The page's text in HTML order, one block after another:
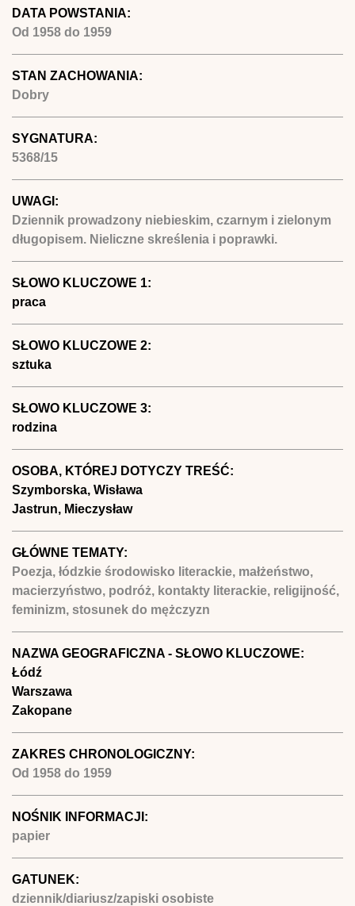
DATA POWSTANIA:
Od 1958 do 1959
STAN ZACHOWANIA:
Dobry
SYGNATURA:
5368/15
UWAGI:
Dziennik prowadzony niebieskim, czarnym i zielonym
długopisem. Nieliczne skreślenia i poprawki.
SŁOWO KLUCZOWE 1:
praca
SŁOWO KLUCZOWE 2:
sztuka
SŁOWO KLUCZOWE 3:
rodzina
OSOBA, KTÓREJ DOTYCZY TREŚĆ:
Szymborska, Wisława
Jastrun, Mieczysław
GŁÓWNE TEMATY:
Poezja, łódzkie środowisko literackie, małżeństwo,
macierzyństwo, podróż, kontakty literackie, religijność,
feminizm, stosunek do mężczyzn
NAZWA GEOGRAFICZNA - SŁOWO KLUCZOWE:
Łódź
Warszawa
Zakopane
ZAKRES CHRONOLOGICZNY:
Od 1958 do 1959
NOŚNIK INFORMACJI:
papier
GATUNEK:
dziennik/diariusz/zapiski osobiste